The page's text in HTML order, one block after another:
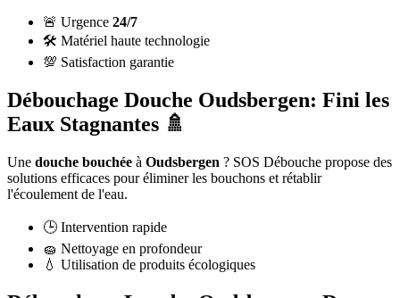
🚨 Urgence 24/7
🛠️ Matériel haute technologie
💯 Satisfaction garantie
Débouchage Douche Oudsbergen: Fini les
Eaux Stagnantes 🚿
Une douche bouchée à Oudsbergen ? SOS Débouche propose des
solutions efficaces pour éliminer les bouchons et rétablir
l'écoulement de l'eau.
🕒 Intervention rapide
🧽 Nettoyage en profondeur
💧 Utilisation de produits écologiques